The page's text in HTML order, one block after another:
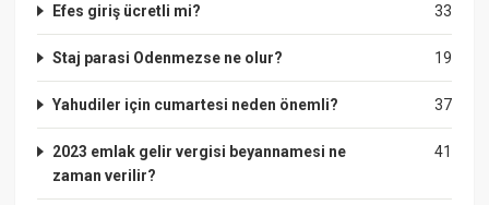
33
Efes giriş ücretli mi?
19
Staj parasi Odenmezse ne olur?
37
Yahudiler için cumartesi neden önemli?
41
2023 emlak gelir vergisi beyannamesi ne
zaman verilir?